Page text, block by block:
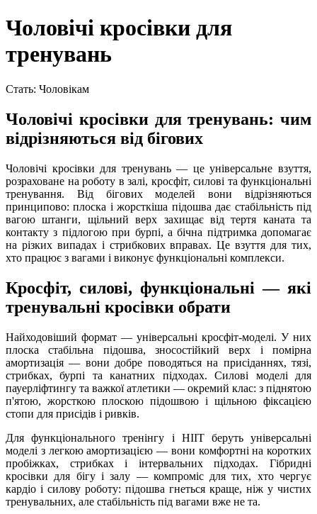
Чоловічі кросівки для
тренувань
Стать: Чоловікам
Чоловічі кросівки для тренувань: чим
відрізняються від бігових
Чоловічі кросівки для тренувань — це універсальне взуття,
розраховане на роботу в залі, кросфіт, силові та функціональні
тренування. Від бігових моделей вони відрізняються
принципово: плоска і жорсткіша підошва дає стабільність під
вагою штанги, щільний верх захищає від тертя каната та
контакту з підлогою при бурпі, а бічна підтримка допомагає
на різких випадах і стрибкових вправах. Це взуття для тих,
хто працює з вагами і виконує функціональні комплекси.
Кросфіт, силові, функціональні — які
тренувальні кросівки обрати
Найходовіший формат — універсальні кросфіт-моделі. У них
плоска стабільна підошва, зносостійкий верх і помірна
амортизація — вони добре поводяться на присіданнях, тязі,
стрибках, бурпі та канатних підходах. Силові моделі для
пауерліфтингу та важкої атлетики — окремий клас: з піднятою
п'ятою, жорсткою плоскою підошвою і щільною фіксацією
стопи для присідів і ривків.
Для функціонального тренінгу і HIIT беруть універсальні
моделі з легкою амортизацією — вони комфортні на коротких
пробіжках, стрибках і інтервальних підходах. Гібридні
кросівки для бігу і залу — компроміс для тих, хто чергує
кардіо і силову роботу: підошва гнеться краще, ніж у чистих
тренувальних, але стабільність під вагами вже не та.